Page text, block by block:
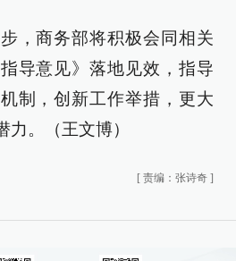
，商务部将积极会同相关
导意见》落地见效，指导
制，创新工作举措，更大
力。（王文博）
[ 责编：张诗奇 ]